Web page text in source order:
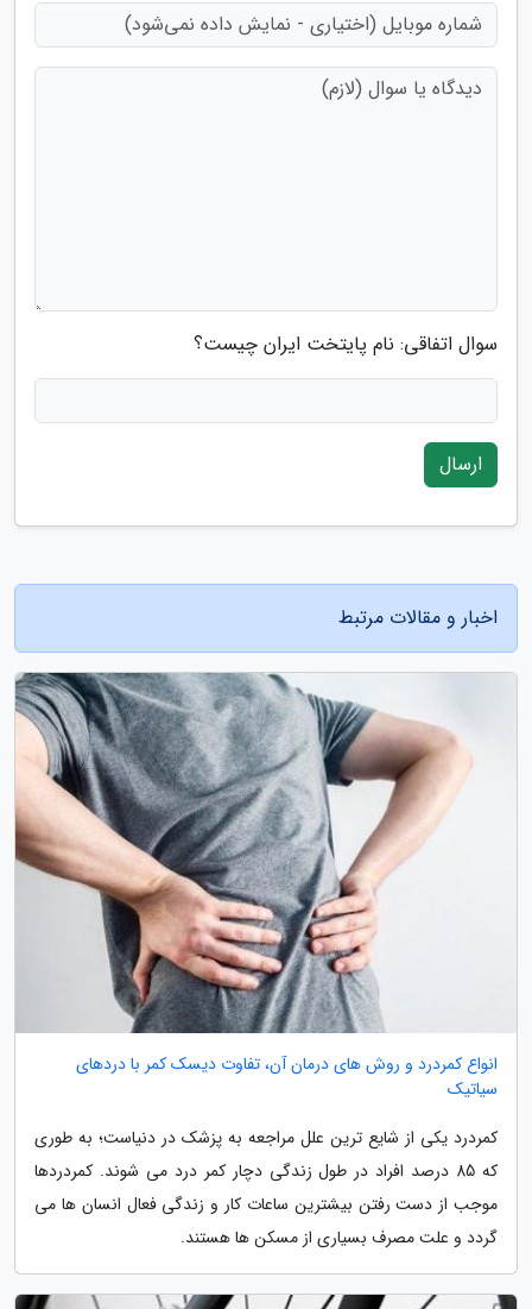
سوال اتفاقی: نام پایتخت ایران چیست؟
ارسال
اخبار و مقالات مرتبط
انواع کمردرد و روش های درمان آن، تفاوت دیسک کمر با دردهای
سیاتیک
کمردرد یکی از شایع ترین علل مراجعه به پزشک در دنیاست؛ به طوری
که 85 درصد افراد در طول زندگی دچار کمر درد می شوند. کمردردها
موجب از دست رفتن بیشترین ساعات کار و زندگی فعال انسان ها می
گردد و علت مصرف بسیاری از مسکن ها هستند.